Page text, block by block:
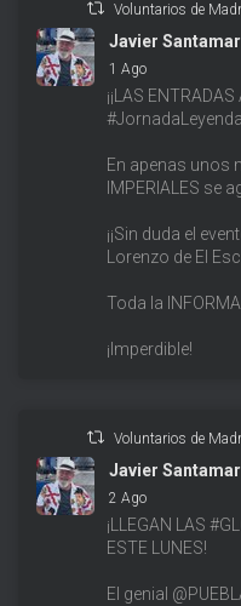
Voluntarios de
Javier
1 Ago
¡¡LAS ENTRADAS
En apenas unos
IMPERIALES se
¡¡Sin duda el
Lorenzo de El
Toda la
¡Imperdible!
Voluntarios de
Javier
2 Ago
¡LLEGAN LAS
ESTE LUNES!
El genial